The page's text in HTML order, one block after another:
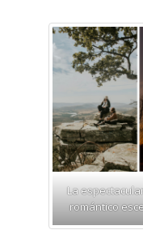
La
romántico